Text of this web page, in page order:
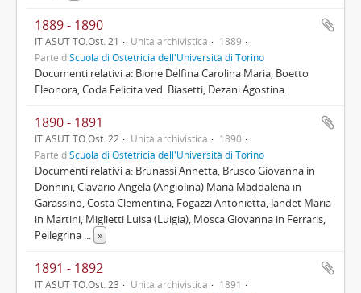
1889 - 1890
IT ASUT TO.Ost. 21 Unità archivistica
1889
Parte diScuola di Ostetricia dell'Università di Torino
Documenti relativi a: Bione Delfina Carolina Maria, Boetto
Eleonora, Coda Felicita ved. Biasetti, Dezani Agostina.
1890 - 1891
IT ASUT TO.Ost. 22 Unità archivistica
1890
Parte diScuola di Ostetricia dell'Università di Torino
Documenti relativi a: Brunassi Annetta, Brusco Giovanna in
Donnini, Clavario Angela (Angiolina) Maria Maddalena in
Garassino, Costa Clementina, Fogazzi Antonietta, Jandet Maria
in Martini, Miglietti Luisa (Luigia), Mosca Giovanna in Ferraris,
Pellegrina ... »
1891 - 1892
IT ASUT TO.Ost. 23 Unità archivistica
1891